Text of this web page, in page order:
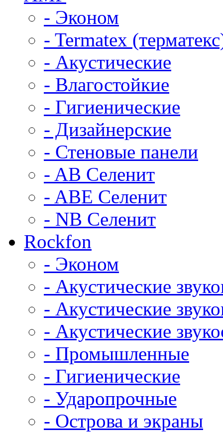
- Эконом
- Termatex
- Акустические
- Влагостойкие
- Гигиенические
- Дизайнерские
- Стеновые панели
- AB Селенит
- ABE Селенит
- NB Селенит
Rockfon
- Эконом
- Акустические
- Акустические
- Акустические
- Промышленные
- Гигиенические
- Ударопрочные
- Острова и экраны